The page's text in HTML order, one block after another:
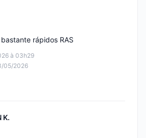
à 03h29
05/2026
rápidos RAS
K.